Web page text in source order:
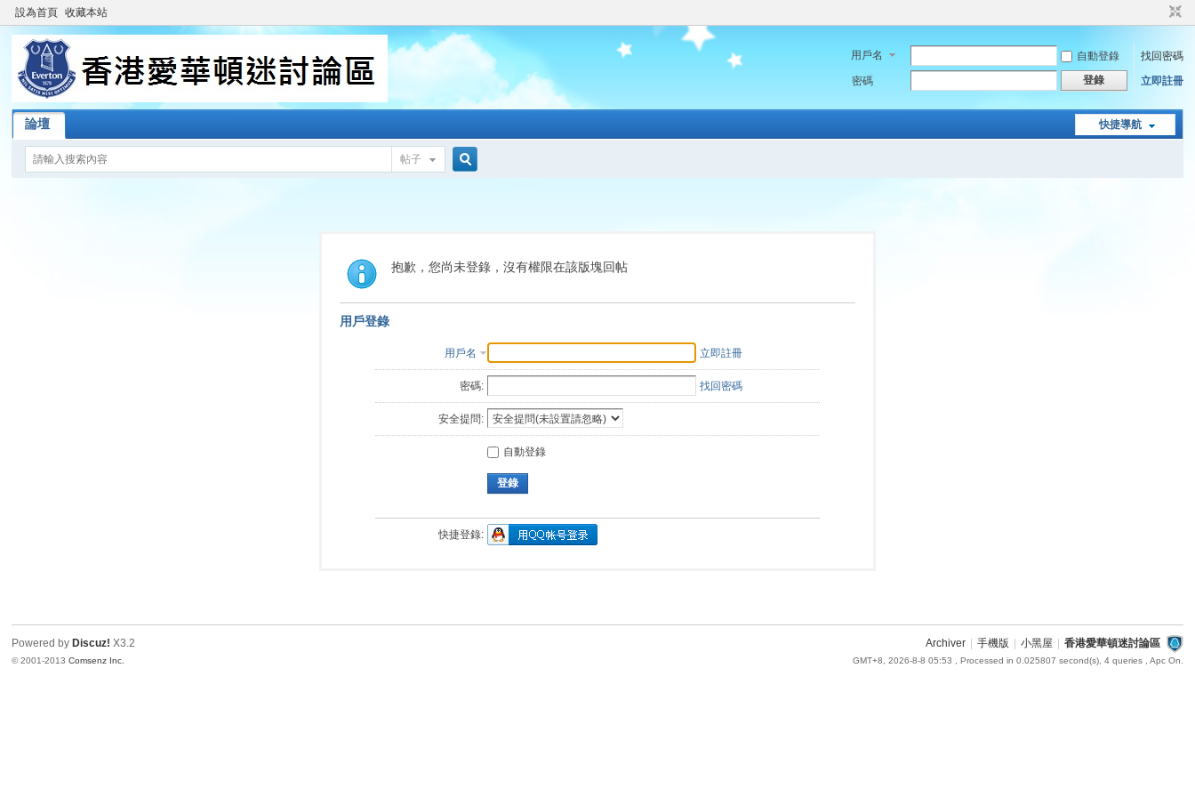
設為首頁 收藏本站
用戶名 自動登錄
找回密碼
密碼
登錄 立即註冊
快捷導航
論壇
帖子
索
抱歉，您尚未登錄，沒有權限在該版塊回帖
用戶登錄
用戶名 立即註冊
密碼: 找回密碼
安全提問:
自動登錄
登錄
快捷登錄:
Archiver 手機版 小黑屋 香港愛華頓迷討論區
GMT+8, 2026-8-8 05:53 , Processed in 0.025807 second(s), 4 queries , Apc On.
Powered by Discuz! X3.2
© 2001-2013Comsenz Inc.